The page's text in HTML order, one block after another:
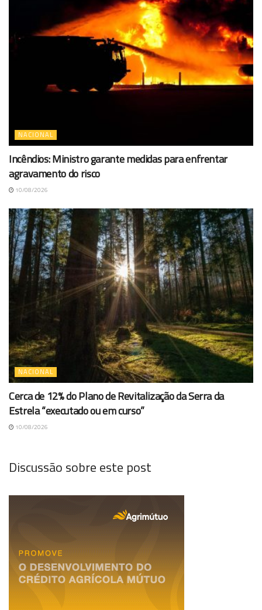
NACIONAL
Incêndios: Ministro garante medidas para enfrentar
agravamento do risco
10/08/2026
NACIONAL
Cerca de 12% do Plano de Revitalização da Serra da
Estrela “executado ou em curso”
10/08/2026
Discussão sobre este post